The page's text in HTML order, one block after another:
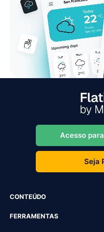
Acesso
Seja
CONTEÚDO
FERRAMENTAS